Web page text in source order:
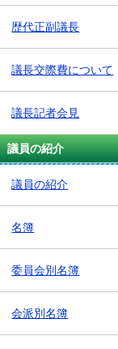
歴代正副議長
議長交際費について
議長記者会見
議員の紹介
議員の紹介
名簿
委員会別名簿
会派別名簿